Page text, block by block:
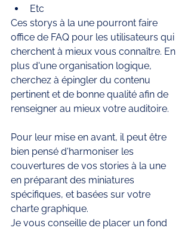
Etc
Ces storys à la une pourront faire
office de FAQ pour les utilisateurs qui
cherchent à mieux vous connaître. En
plus d'une organisation logique,
cherchez à épingler du contenu
pertinent et de bonne qualité afin de
renseigner au mieux votre auditoire.
Pour leur mise en avant, il peut être
bien pensé d'harmoniser les
couvertures de vos stories à la une
en préparant des miniatures
spécifiques, et basées sur votre
charte graphique.
Je vous conseille de placer un fond